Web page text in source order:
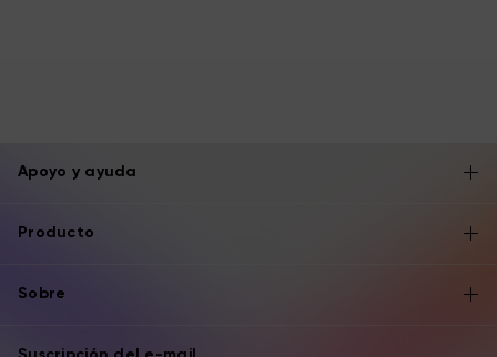
Apoyo y ayuda
Producto
Sobre